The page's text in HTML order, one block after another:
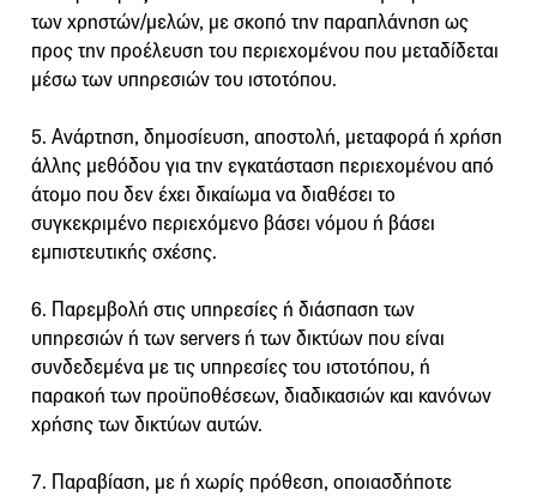
των χρηστών/μελών, με σκοπό την παραπλάνηση ως
προς την προέλευση του περιεχομένου που μεταδίδεται
μέσω των υπηρεσιών του ιστοτόπου.
5. Ανάρτηση, δημοσίευση, αποστολή, μεταφορά ή χρήση
άλλης μεθόδου για την εγκατάσταση περιεχομένου από
άτομο που δεν έχει δικαίωμα να διαθέσει το
συγκεκριμένο περιεχόμενο βάσει νόμου ή βάσει
εμπιστευτικής σχέσης.
6. Παρεμβολή στις υπηρεσίες ή διάσπαση των
υπηρεσιών ή των servers ή των δικτύων που είναι
συνδεδεμένα με τις υπηρεσίες του ιστοτόπου, ή
παρακοή των προϋποθέσεων, διαδικασιών και κανόνων
χρήσης των δικτύων αυτών.
7. Παραβίαση, με ή χωρίς πρόθεση, οποιασδήποτε